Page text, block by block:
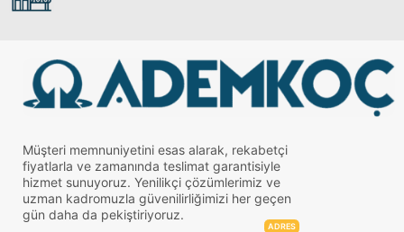
Müşteri memnuniyetini esas alarak, rekabetçi
fiyatlarla ve zamanında teslimat garantisiyle
hizmet sunuyoruz. Yenilikçi çözümlerimiz ve
uzman kadromuzla güvenilirliğimizi her geçen
gün daha da pekiştiriyoruz.
ADRES